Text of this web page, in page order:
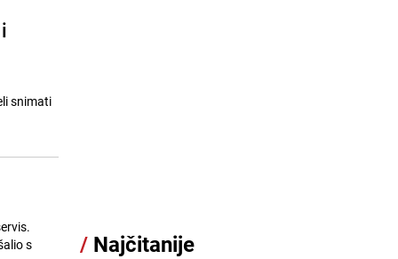
snimati
s
/ Najčitanije